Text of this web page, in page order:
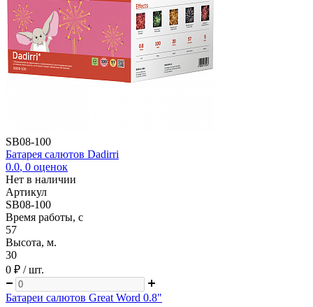
SB08-100
Батарея салютов Dadirri
0.0, 0 оценок
Нет в наличии
Артикул
SB08-100
Время работы, с
57
Высота, м.
30
0 ₽ / шт.
Батареи салютов Great Word 0.8"